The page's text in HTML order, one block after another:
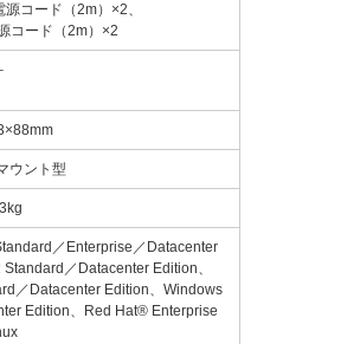
コード（2m）×2、
コード（2m）×2
ウント型
／Enterprise／Datacenter
／Datacenter Edition、
／Datacenter Edition、Windows
Edition、Red Hat® Enterprise